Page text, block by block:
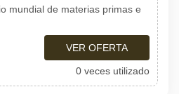
mundial de materias primas e
VER OFERTA
0 veces utilizado